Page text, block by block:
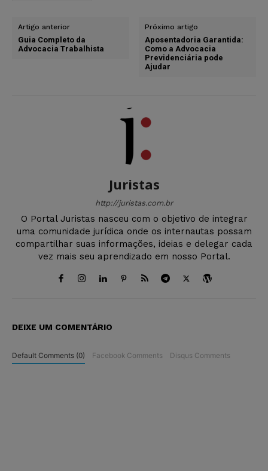
Artigo anterior
Guia Completo da
Advocacia Trabalhista
Próximo artigo
Aposentadoria Garantida:
Como a Advocacia
Previdenciária pode
Ajudar
Juristas
http://juristas.com.br
O Portal Juristas nasceu com o objetivo de integrar
uma comunidade jurídica onde os internautas possam
compartilhar suas informações, ideias e delegar cada
vez mais seu aprendizado em nosso Portal.
DEIXE UM COMENTÁRIO
Default Comments (0) Facebook Comments Disqus Comments